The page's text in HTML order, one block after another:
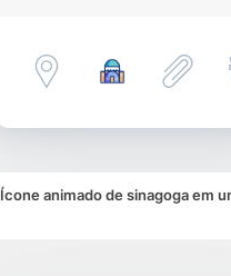
Ícone animado de sinagoga em